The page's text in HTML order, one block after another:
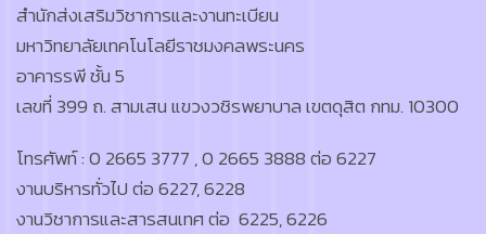
สำนักส่งเสริมวิชาการและงานทะเบียน
มหาวิทยาลัยเทคโนโลยีราชมงคลพระนคร
อาคารรพี ชั้น 5
เลขที่ 399 ถ. สามเสน แขวงวชิรพยาบาล เขตดุสิต กทม. 10300
โทรศัพท์ : 0 2665 3777 , 0 2665 3888 ต่อ 6227
งานบริหารทั่วไป ต่อ 6227, 6228
งานวิชาการและสารสนเทศ ต่อ 6225, 6226